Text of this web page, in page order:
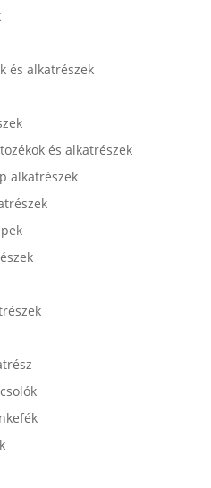
és alkatrészek
és alkatrészek
alkatrészek